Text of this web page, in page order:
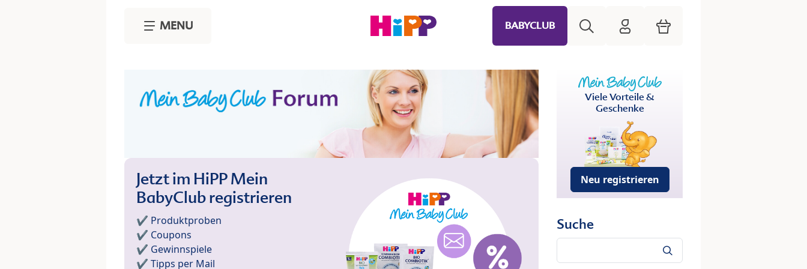
MENU BABYCLUB HiPP Mein Babyclub
Warenkorb
Jetzt im HiPP Mein
BabyClub registrieren
✔️ Produktproben
✔️ Coupons
✔️ Gewinnspiele
✔️ Tipps per Mail
Viele Vorteile &
Geschenke
Neu registrieren
Suche